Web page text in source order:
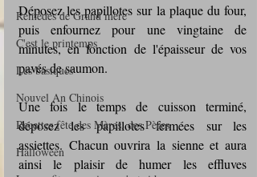
Remèdes de Grand mère
C'est le printemps
Les basiques
Nouvel An Chinois
Recettes fête des Mères, des Pères
Halloween
Déposez les papillotes sur la plaque du four,
puis enfournez pour une vingtaine de
minutes, en fonction de l'épaisseur de vos
pavés de saumon.
Une fois le temps de cuisson terminé,
déposez les papillotes fermées sur les
assiettes. Chacun ouvrira la sienne et aura
ainsi le plaisir de humer les effluves